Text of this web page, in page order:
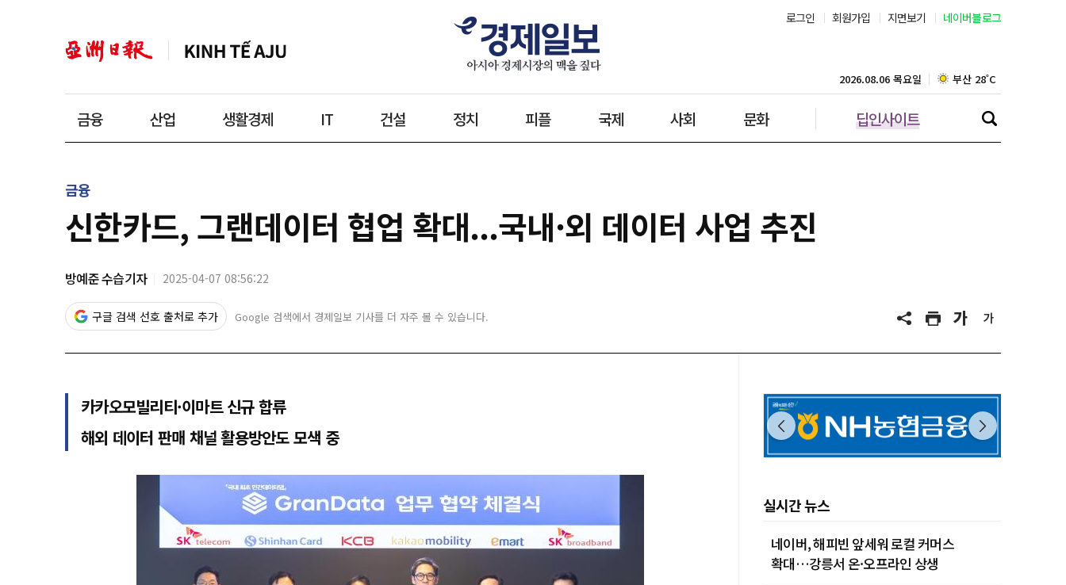
로그인 회원가입 지면보기 네이버블로그
금융 산업 생활경제 IT 건설 정치 피플 국제 사회 문화 딥인사이트
2026.08.06 목요일 부산 28˚C
대구 26˚C
강릉 25˚C
제주 28˚C
금융
신한카드, 그랜데이터 협업 확대...국내·외 데이터 사업 추진
방예준 수습기자 2025-04-07 08:56:22
구글 검색 선호 출처로 추가 Google 검색에서 경제일보 기사를 더 자주 볼 수 있습니다.
카카오모빌리티·이마트 신규 합류
해외 데이터 판매 채널 활용방안도 모색 중
실시간 뉴스
네이버, 해피빈 앞세워 로컬 커머스
확대…강릉서 온·오프라인 상생